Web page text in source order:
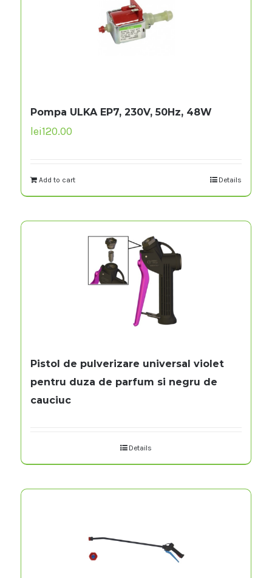
Pompa ULKA EP7, 230V, 50Hz, 48W
lei120.00
Add to cart Details
Pistol de pulverizare universal violet
pentru duza de parfum si negru de
cauciuc
Details